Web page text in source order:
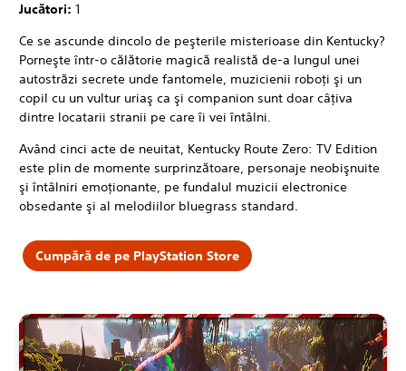
Jucători: 1
Ce se ascunde dincolo de peşterile misterioase din Kentucky?
Porneşte într-o călătorie magică realistă de-a lungul unei
autostrăzi secrete unde fantomele, muzicienii roboţi şi un
copil cu un vultur uriaş ca şi companion sunt doar câţiva
dintre locatarii stranii pe care îi vei întâlni.
Având cinci acte de neuitat, Kentucky Route Zero: TV Edition
este plin de momente surprinzătoare, personaje neobişnuite
şi întâlniri emoţionante, pe fundalul muzicii electronice
obsedante şi al melodiilor bluegrass standard.
Cumpără de pe PlayStation Store